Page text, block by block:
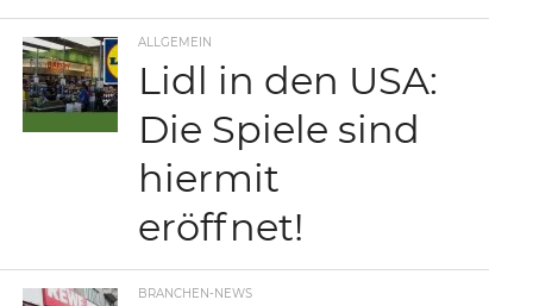
ALLGEMEIN
Lidl in den USA:
Die Spiele sind
hiermit
eröffnet!
BRANCHEN-NEWS